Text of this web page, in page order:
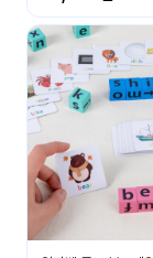
커
뮤
니
티
공지
사항
이벤
우리
후기